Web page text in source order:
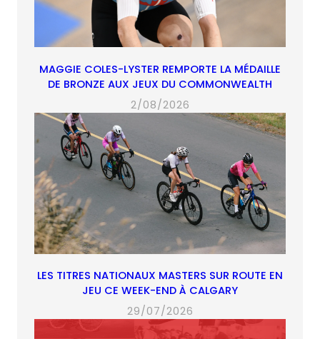
MAGGIE COLES-LYSTER REMPORTE LA MÉDAILLE
DE BRONZE AUX JEUX DU COMMONWEALTH
2/08/2026
LES TITRES NATIONAUX MASTERS SUR ROUTE EN
JEU CE WEEK-END À CALGARY
29/07/2026